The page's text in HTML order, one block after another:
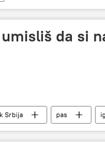
da si
Srbija pas